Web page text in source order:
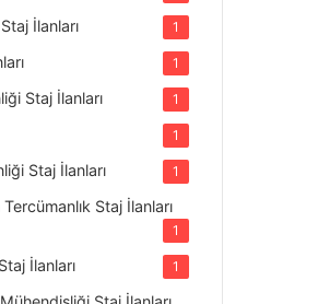
İlanları 1
1
Staj İlanları 1
1
Staj İlanları 1
Staj İlanları
1
İlanları 1